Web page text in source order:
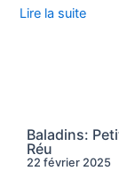
Lire la suite
Baladins:
Réu
22 février 2025